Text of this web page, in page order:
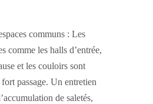
communs : Les
comme les halls d’entrée,
et les couloirs sont
passage. Un entretien
de saletés,